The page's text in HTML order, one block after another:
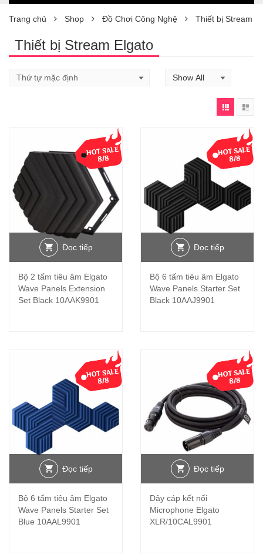
Trang chủ Shop Đồ Chơi Công Nghệ Thiết bị Stream
Thiết bị Stream Elgato
Đọc tiếp
Bộ 2 tấm tiêu âm Elgato
Wave Panels Extension
Set Black 10AAK9901
Đọc tiếp
Bộ 6 tấm tiêu âm Elgato
Wave Panels Starter Set
Black 10AAJ9901
Đọc tiếp
Bộ 6 tấm tiêu âm Elgato
Wave Panels Starter Set
Blue 10AAL9901
Đọc tiếp
Dây cáp kết nối
Microphone Elgato
XLR/10CAL9901